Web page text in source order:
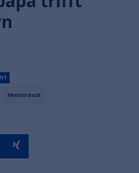
#kelsterbach